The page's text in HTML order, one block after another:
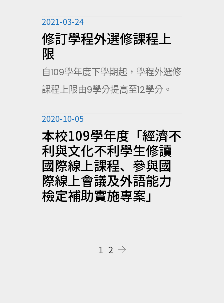
2021-03-24
修訂學程外選修課程上
限
自109學年度下學期起，學程外選修
課程上限由9學分提高至12學分。
2020-10-05
本校109學年度「經濟不
利與文化不利學生修讀
國際線上課程、參與國
際線上會議及外語能力
檢定補助實施專案」
1 2